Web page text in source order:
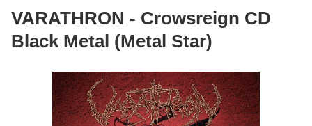
VARATHRON - Crowsreign CD
Black Metal (Metal Star)